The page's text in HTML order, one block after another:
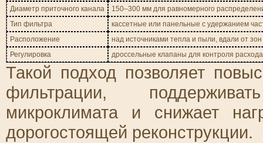
Диаметр приточного канала
150–300 мм для равномерного
Тип фильтра
кассетные или панельные с удержанием
Расположение
над источниками тепла и пыли, вдали от
Регулировка
дроссельные клапаны для контроля
Такой подход позволяет
фильтрации,
микроклимата и снижает
дорогостоящей реконструкции.